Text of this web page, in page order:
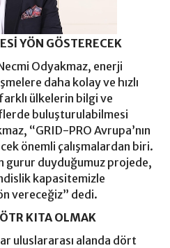
YÖN GÖSTERECEK
Odyakmaz, enerji
daha kolay ve hızlı
ülkelerin bilgi ve
buluşturulabilmesi
“GRID-PRO Avrupa’nın
önemli çalışmalardan biri.
gurur duyduğumuz projede,
kapasitemizle
vereceğiz” dedi.
KITA OLMAK
uluslararası alanda dört